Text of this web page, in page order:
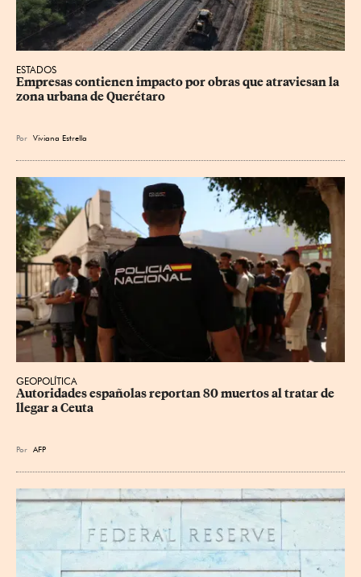
ESTADOS
Empresas contienen impacto por obras que atraviesan la
zona urbana de Querétaro
Por Viviana Estrella
GEOPOLÍTICA
Autoridades españolas reportan 80 muertos al tratar de
llegar a Ceuta
Por AFP